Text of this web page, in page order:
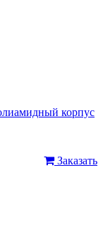
корпус
Заказать